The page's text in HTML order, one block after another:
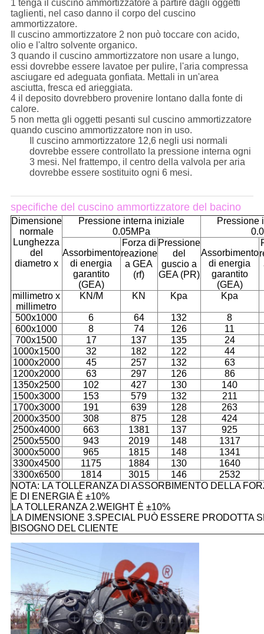
1 tenga il cuscino ammortizzatore a partire dagli oggetti
taglienti, nel caso danno il corpo del cuscino
ammortizzatore.
Il cuscino ammortizzatore 2 non può toccare con acido,
olio e l'altro solvente organico.
3 quando il cuscino ammortizzatore non usare a lungo,
essi dovrebbe essere lavatoe per pulire, l'aria compressa
asciugare ed adeguata gonfiata. Mettali in un'area
asciutta, fresca ed arieggiata.
4 il deposito dovrebbero provenire lontano dalla fonte di
calore.
5 non metta gli oggetti pesanti sul cuscino ammortizzatore
quando cuscino ammortizzatore non in uso.
Il cuscino ammortizzatore 12,6 negli usi normali
dovrebbe essere controllato la pressione interna ogni
3 mesi. Nel frattempo, il centro della valvola per aria
dovrebbe essere sostituito ogni 6 mesi.
specifiche del cuscino ammortizzatore del bacino
Dimensione
normale
Lunghezza
del
diametro x
Pressione interna iniziale
0.05MPa
Pressione
Assorbimento
di energia
garantito
(GEA)
Forza di
reazione
a GEA
(rf)
Pressione
del
guscio a
GEA (PR)
Assorbimento
di energia
garantito
(GEA)
millimetro x
millimetro
KN/M KN Kpa Kpa
500x1000 6 64 132
8
600x1000
8 74 126
11
700x1500
17 137 135
24
1000x1500
32 182 122
44
1000x2000
45 257 132
63
1200x2000
63 297 126
86
1350x2500
102 427 130
140
1500x3000
153 579 132
211
1700x3000
191 639 128
263
2000x3500
308 875 128
424
2500x4000
663 1381 137
925
2500x5500
943 2019 148
1317
3000x5000
965 1815 148
1341
3300x4500
1175 1884 130
1640
3300x6500
1814 3015 146
2532
NOTA: LA TOLLERANZA DI ASSORBIMENTO DELLA
E DI ENERGIA È ±10%
LA TOLLERANZA 2.WEIGHT È ±10%
LA DIMENSIONE 3.SPECIAL PUÒ ESSERE PRODOTTA
BISOGNO DEL CLIENTE